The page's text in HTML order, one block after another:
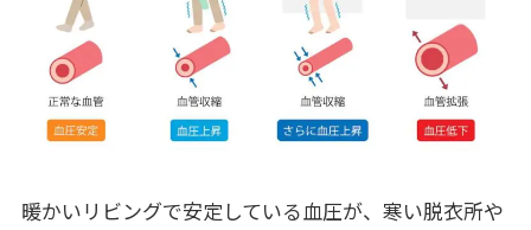
暖かいリビングで安定している血圧が、寒い脱衣所や